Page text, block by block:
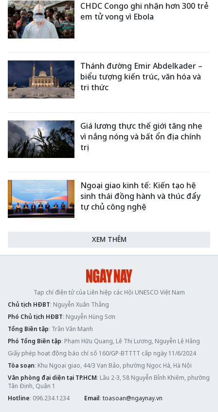
CHDC Congo ghi nhận hơn 300 trẻ
em tử vong vì Ebola
Thánh đường Emir Abdelkader –
biểu tượng kiến trúc, văn hóa và
tri thức
Giá lương thực thế giới tăng nhẹ
vì nắng nóng và bất ổn địa chính
trị
Ngoại giao kinh tế: Kiến tạo hệ
sinh thái đồng hành và thúc đẩy
tự chủ công nghệ
XEM THÊM
Tạp chí điện tử của Liên hiệp các Hội UNESCO Việt Nam
Chủ tịch HĐBT: Nguyễn Xuân Thắng
Phó Chủ tịch HĐBT: Nguyễn Hùng Sơn
Tổng Biên tập: Trần Văn Mạnh
Phó Tổng Biên tập: Phạm Hữu Quang, Lê Thị Lương, Nguyễn Lệ Hằng
Giấy phép hoạt động báo chí số 160/GP-BTTTT cấp ngày 11/6/2024
Tòa soạn: Khu Ngoại giao, 44/3 Vạn Bảo, phường Ngọc Hà, Hà Nội
Văn phòng đại diện tại TP.HCM: Lầu 2-3, 58 Nguyễn Bỉnh Khiêm, phường
Tân Định, Quận 1
Hotline: 096.234.1234 Email: toasoan@ngaynay.vn